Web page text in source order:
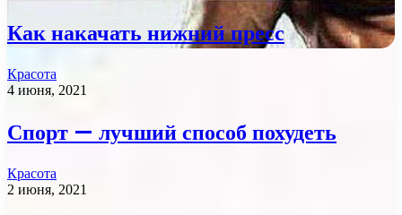
Как накачать нижний пресс
Красота
4 июня, 2021
Спорт — лучший способ похудеть
Красота
2 июня, 2021